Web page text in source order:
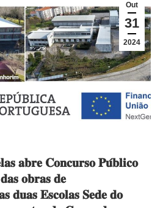
Out
31
2024
𝐚𝐛𝐫𝐞 𝐂𝐨𝐧𝐜𝐮𝐫𝐬𝐨 𝐏𝐮́𝐛𝐥𝐢𝐜𝐨
𝐨𝐛𝐫𝐚𝐬 𝐝𝐞
𝐝𝐮𝐚𝐬 𝐄𝐬𝐜𝐨𝐥𝐚𝐬 𝐒𝐞𝐝𝐞 𝐝𝐨